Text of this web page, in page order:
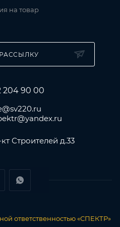
на товар
204 90 00
Строителей д.33
ответственностью «СПЕКТР»